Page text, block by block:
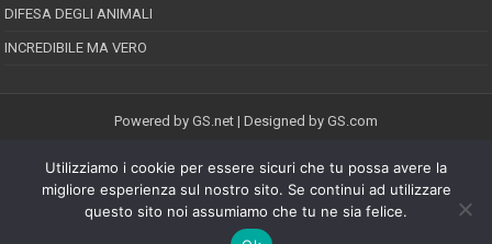
DIFESA DEGLI ANIMALI
INCREDIBILE MA VERO
Powered by GS.net | Designed by GS.com
EPINEION EDITRICE S.R.L.P.Iva 02008710689
Registrazione Tribunale di Pescara reg. speciale della stampa n.08/2012
Direttore responsabile: Maurizio Piccinino
Iscrizione al ROC n.22607
Utilizziamo i cookie per essere sicuri che tu possa avere la
migliore esperienza sul nostro sito. Se continui ad utilizzare
questo sito noi assumiamo che tu ne sia felice.